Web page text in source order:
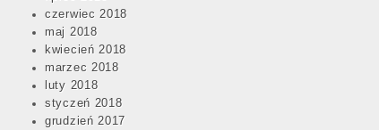
czerwiec 2018
maj 2018
kwiecień 2018
marzec 2018
luty 2018
styczeń 2018
grudzień 2017